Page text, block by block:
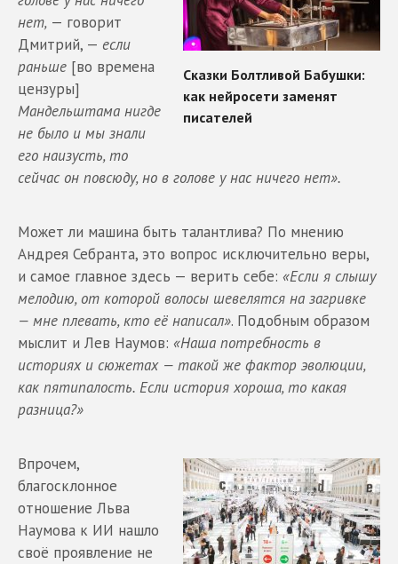
нет, — говорит
Дмитрий, — если
раньше [во времена
цензуры]
Мандельштама нигде
не было и мы знали
его наизусть, то
сейчас он повсюду, но в голове у нас ничего нет».
Может ли машина быть талантлива? По мнению
Андрея Себранта, это вопрос исключительно веры,
и самое главное здесь — верить себе: «Если я слышу
мелодию, от которой волосы шевелятся на загривке
— мне плевать, кто её написал». Подобным образом
мыслит и Лев Наумов: «Наша потребность в
историях и сюжетах — такой же фактор эволюции,
как пятипалость. Если история хороша, то какая
разница?»
Впрочем,
благосклонное
отношение Льва
Наумова к ИИ нашло
своё проявление не